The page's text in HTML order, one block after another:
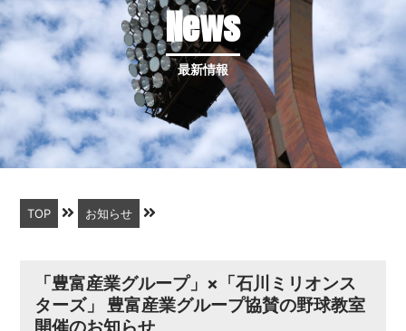
News
最新情報
TOP お知らせ
「豊富産業グループ」×「石川ミリオンス
ターズ」 豊富産業グループ協賛の野球教室